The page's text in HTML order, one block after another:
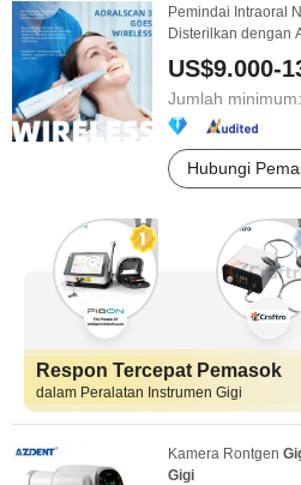
Pemindai Intraoral
Disterilkan dengan
US$9.000-
Jumlah minimum:
Hubungi
Respon Tercepat Pemasok
dalam Peralatan Instrumen Gigi
Kamera Rontgen
Gigi